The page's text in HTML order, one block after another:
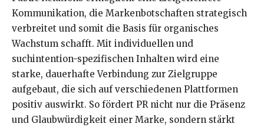
Kommunikation, die Markenbotschaften strategisch
verbreitet und somit die Basis für organisches
Wachstum schafft. Mit individuellen und
suchintention-spezifischen Inhalten wird eine
starke, dauerhafte Verbindung zur Zielgruppe
aufgebaut, die sich auf verschiedenen Plattformen
positiv auswirkt. So fördert PR nicht nur die Präsenz
und Glaubwürdigkeit einer Marke, sondern stärkt